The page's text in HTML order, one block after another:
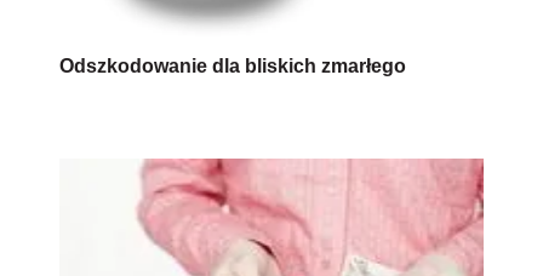
Odszkodowanie dla bliskich zmarłego